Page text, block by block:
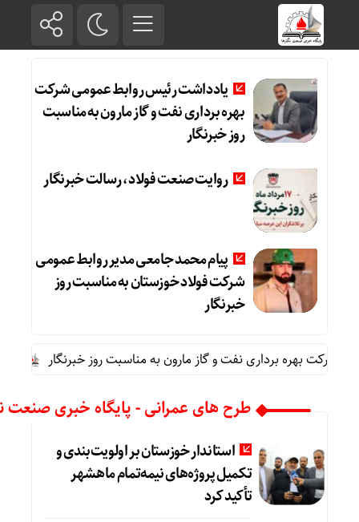
یادداشت رئیس روابط عمومی شرکت
بهره برداری نفت و گاز مارون به مناسبت
روز خبرنگار
روایت صنعت فولاد،‌ رسالت خبرنگار
پیام محمد جامعی مدیر روابط عمومی
شرکت فولاد خوزستان به مناسبت روز
خبرنگار
بهره برداری نفت و گاز مارون به مناسبت روز خبرنگار
طرح های عمرانی - پایگاه خبری صنعت
استاندار خوزستان بر اولویت‌بندی و
تکمیل پروژه‌های نیمه‌تمام ماهشهر
تأکید کرد